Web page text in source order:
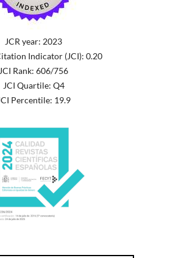
JCR year: 2023
Indicator (JCI): 0.20
Rank: 606/756
JCI Quartile: Q4
Percentile: 19.9